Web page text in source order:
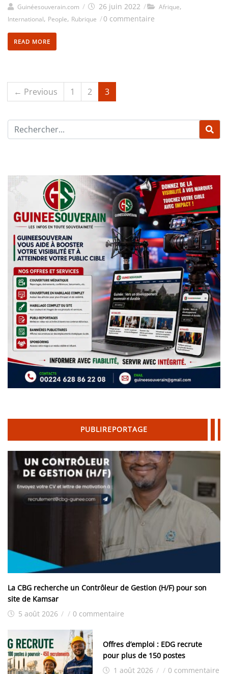
Guinéesouverain.com / 26 juin 2022 / Afrique,
International, People, Rubrique /0 commentaire
READ MORE
← Previous 1 2 3
PUBLIREPORTAGE
La CBG recherche un Contrôleur de Gestion (H/F) pour son
site de Kamsar
5 août 2026 / / 0 commentaire
Offres d’emploi : EDG recrute
pour plus de 150 postes
1 août 2026 / / 0 commentaire